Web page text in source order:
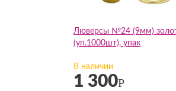
Люверсы №24 (9мм)
(уп.1000шт), упак
В наличии
1 300Р